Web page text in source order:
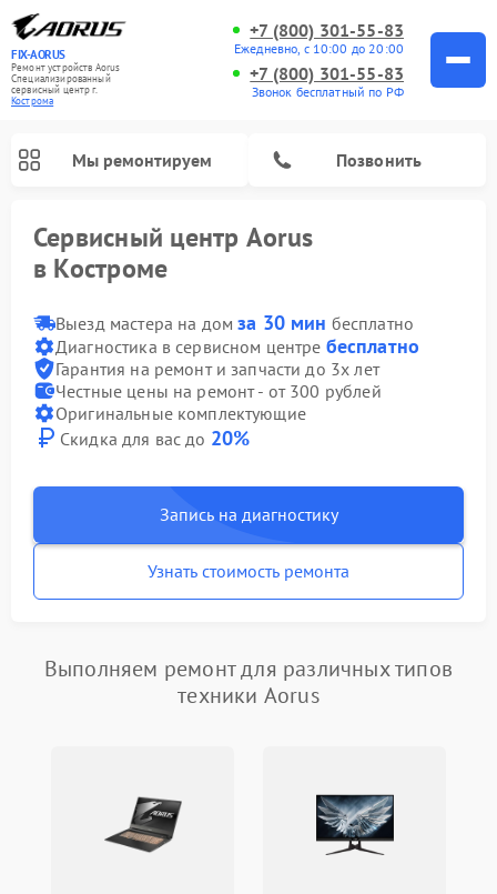
FIX-AORUS
Ремонт устройств Aorus
Специализированный
cервисный центр г.
Кострома
+7 (800) 301-55-83
Ежедневно, с 10:00 до 20:00
+7 (800) 301-55-83
Звонок бесплатный по РФ
Мы ремонтируем Позвонить
Сервисный центр Aorus
в Костроме
Выезд мастера на домза 30 мин бесплатно
Диагностика в сервисном центре бесплатно
Гарантия на ремонт и запчасти до 3х лет
Честные цены на ремонт - от 300 рублей
Оригинальные комплектующие
Скидка для вас до 20%
Запись на диагностику
Узнать стоимость ремонта
Выполняем ремонт для различных типов
техники Aorus